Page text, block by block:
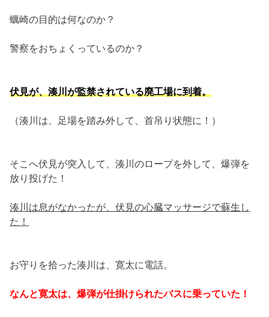
蠣崎の目的は何なのか？
警察をおちょくっているのか？
伏見が、湊川が監禁されている廃工場に到着。
（湊川は、足場を踏み外して、首吊り状態に！）
そこへ伏見が突入して、湊川のロープを外して、爆弾を
放り投げた！
湊川は息がなかったが、伏見の心臓マッサージで蘇生し
た！
お守りを拾った湊川は、寛太に電話。
なんと寛太は、爆弾が仕掛けられたバスに乗っていた！